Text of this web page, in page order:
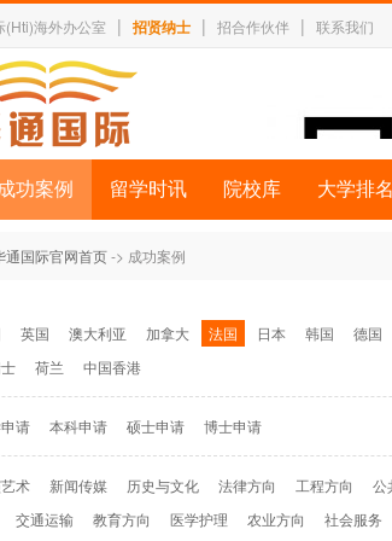
(Hti)海外办公室 | 招贤纳士 | 招合作伙伴 | 联系我们
成功案例 留学时讯 院校库 大学排名
通国际官网首页-> 成功案例
英国 澳大利亚 加拿大 法国 日本 韩国 德国
荷兰 中国香港
请 本科申请 硕士申请 博士申请
术 新闻传媒 历史与文化 法律方向 工程方向 公
交通运输 教育方向 医学护理 农业方向 社会服务